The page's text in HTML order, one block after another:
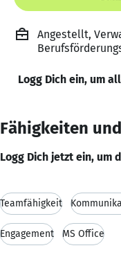
Angestellt,
Logg Dich ein, um
Fähigkeiten
Logg Dich jetzt ein, um
Teamfähigkeit
Engagement MS Office